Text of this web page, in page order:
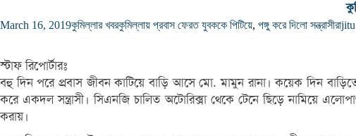
March 16, 2019কুমিল্লার খবরকুমিল্লায় প্রবাস ফেরত যুবককে পিটিয়ে, পঙ্গু করে দিলো সন্ত্রাসীরাjitu
স্টাফ রিপোর্টারঃ
বহু দিন পরে প্রবাস জীবন কাটিয়ে বাড়ি আসে মো. মামুন রানা। কয়েক দিন
করে একদল সন্ত্রাসী। সিএনজি চালিত অটোরিক্সা থেকে টেনে ছিড়ে নামিয়ে
করায়।